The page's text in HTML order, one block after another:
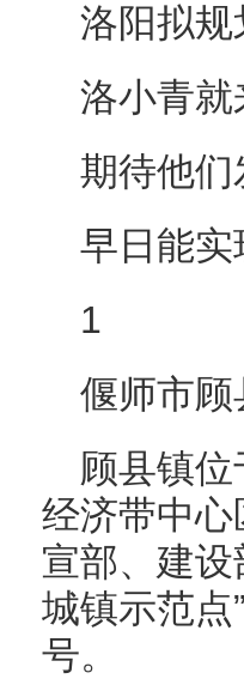
洛阳拟
洛小青
期待他们
早日能
1
偃师市顾
顾县镇
经济带中
宣部、建
城镇示范点
号。